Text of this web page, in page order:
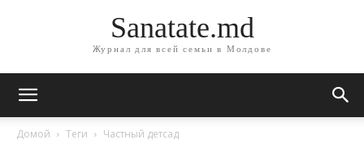
Sanatate.md
Журнал для всей семьи в Молдове
Домой Теги Частный детсад